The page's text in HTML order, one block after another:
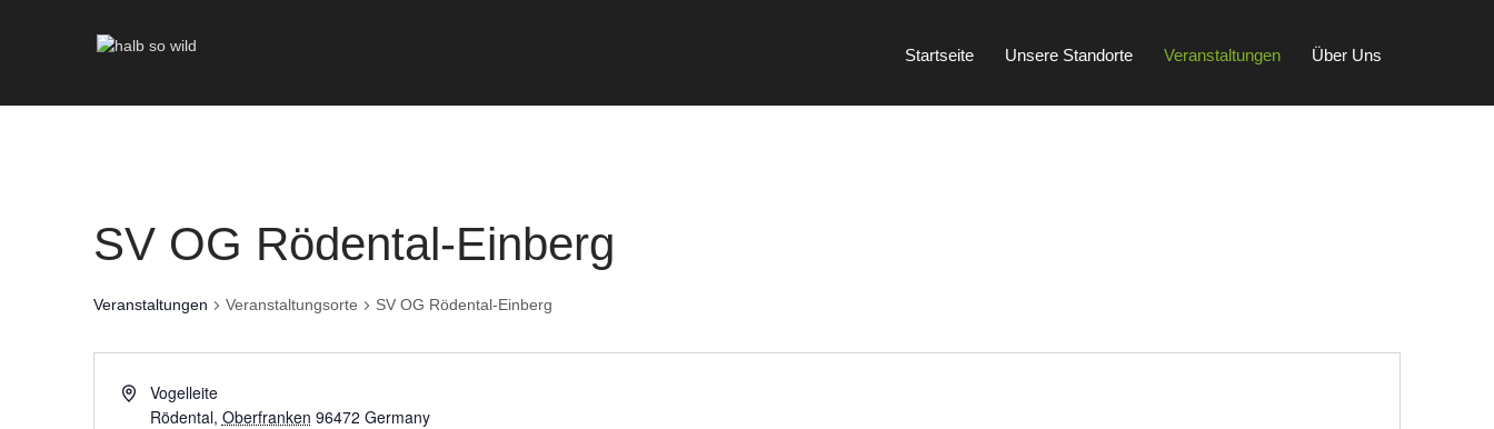
Startseite Unsere Standorte Veranstaltungen Über Uns
SV OG Rödental-Einberg
Veranstaltungen Veranstaltungsorte SV OG Rödental-Einberg
Vogelleite
Rödental, Oberfranken 96472 Germany